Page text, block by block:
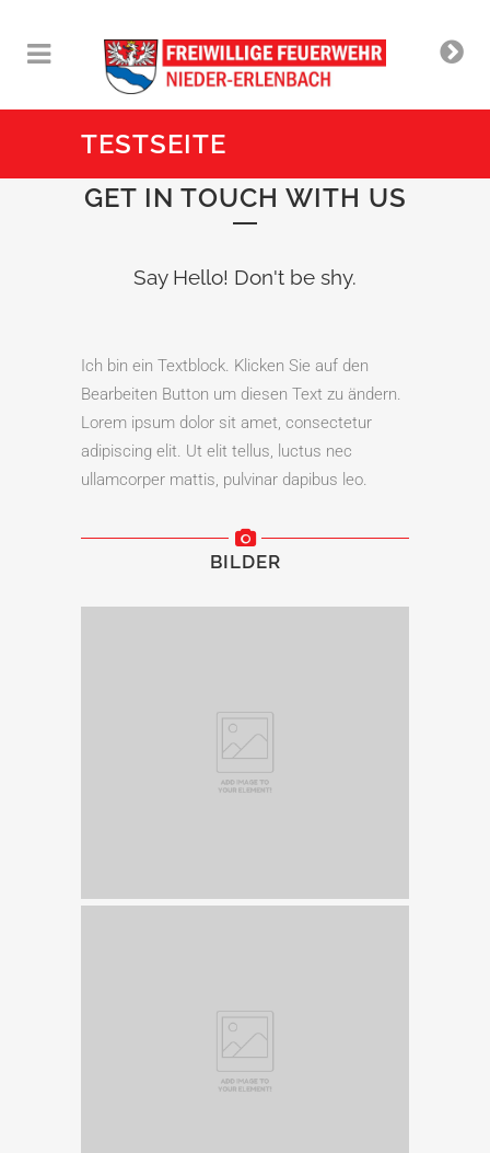
TESTSEITE
GET IN TOUCH WITH US
Say Hello! Don't be shy.
Ich bin ein Textblock. Klicken Sie auf den
Bearbeiten Button um diesen Text zu ändern.
Lorem ipsum dolor sit amet, consectetur
adipiscing elit. Ut elit tellus, luctus nec
ullamcorper mattis, pulvinar dapibus leo.
BILDER